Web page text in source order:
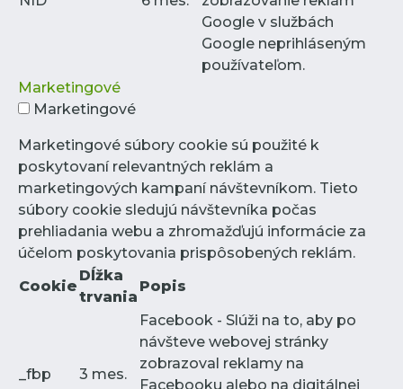
Google v službách
Google neprihláseným
používateľom.
Marketingové
Marketingové
Marketingové súbory cookie sú použité k
poskytovaní relevantných reklám a
marketingových kampaní návštevníkom. Tieto
súbory cookie sledujú návštevníka počas
prehliadania webu a zhromažďujú informácie za
účelom poskytovania prispôsobených reklám.
Cookie
Dĺžka
trvania
Popis
_fbp 3 mes.
Facebook - Slúži na to, aby po
návšteve webovej stránky
zobrazoval reklamy na
Facebooku alebo na digitálnej